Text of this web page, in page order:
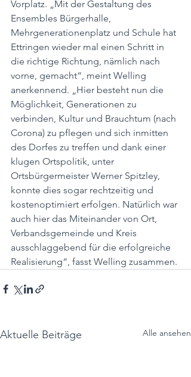
Vorplatz. „Mit der Gestaltung des
Ensembles Bürgerhalle,
Mehrgenerationenplatz und Schule hat
Ettringen wieder mal einen Schritt in
die richtige Richtung, nämlich nach
vorne, gemacht“, meint Welling
anerkennend. „Hier besteht nun die
Möglichkeit, Generationen zu
verbinden, Kultur und Brauchtum (nach
Corona) zu pflegen und sich inmitten
des Dorfes zu treffen und dank einer
klugen Ortspolitik, unter
Ortsbürgermeister Werner Spitzley,
konnte dies sogar rechtzeitig und
kostenoptimiert erfolgen. Natürlich war
auch hier das Miteinander von Ort,
Verbandsgemeinde und Kreis
ausschlaggebend für die erfolgreiche
Realisierung“, fasst Welling zusammen.
Aktuelle Beiträge Alle ansehen